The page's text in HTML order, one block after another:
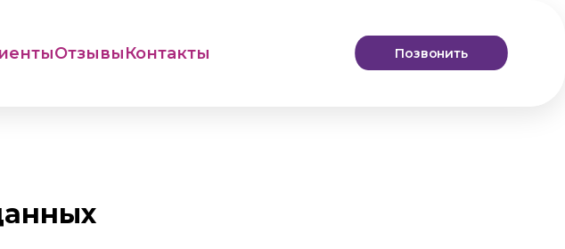
ОтзывыКонтакты Позвонить